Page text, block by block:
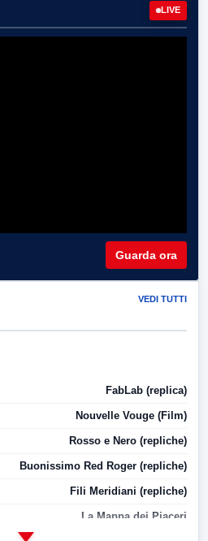
LIVE
Guarda ora
VEDI TUTTI
FabLab (replica)
Nouvelle Vouge (Film)
Rosso e Nero (repliche)
Buonissimo Red Roger (repliche)
Fili Meridiani (repliche)
La Mappa dei Piaceri